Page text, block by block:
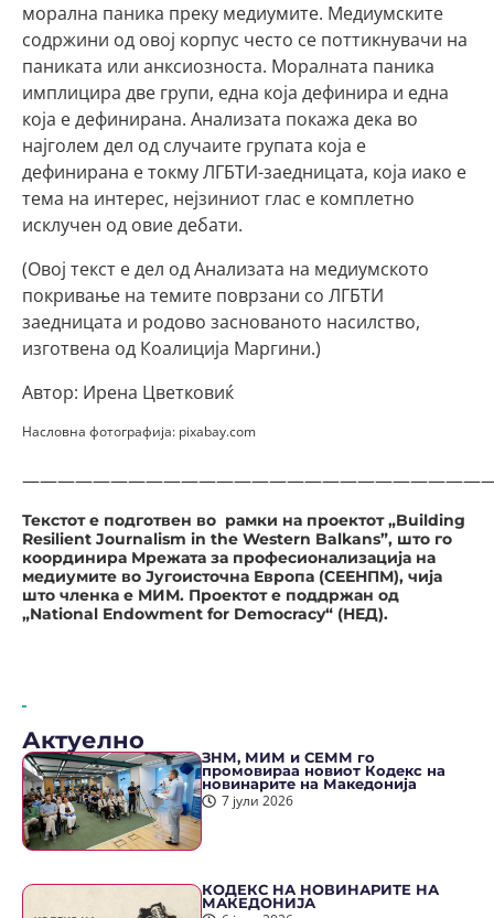
морална паника преку медиумите. Медиумските
содржини од овој корпус често се поттикнувачи на
паниката или анксиозноста. Моралната паника
имплицира две групи, една која дефинира и една
која е дефинирана. Анализата покажа дека во
најголем дел од случаите групата која е
дефинирана е токму ЛГБТИ-заедницата, која иако е
тема на интерес, нејзиниот глас е комплетно
исклучен од овие дебати.
(Овој текст е дел од Анализата на медиумското
покривање на темите поврзани со ЛГБТИ
заедницата и родово заснованото насилство,
изготвена од Коалиција Маргини.)
Автор: Ирена Цветковиќ
Насловна фотографија: pixabay.com
Текстот е подготвен во рамки на проектот „Building
Resilient Journalism in the Western Balkans”, што го
координира Мрежата за професионализација на
медиумите во Југоисточна Европа (СЕЕНПМ), чија
што членка е МИМ. Проектот е поддржан од
„National Endowment for Democracy“ (НЕД).
Актуелно
ЗНМ, МИМ и СЕММ го
промовираа новиот Кодекс на
новинарите на Македонија
7 јули 2026
КОДЕКС НА НОВИНАРИТЕ НА
МАКЕДОНИЈА